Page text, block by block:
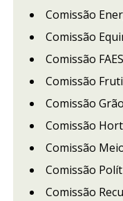
Comissão
Comissão
Comissão
Comissão
Comissão
Comissão
Comissão
Comissão
Comissão